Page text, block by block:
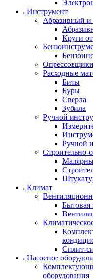
Инструмент
Абразивный и
Круги
Расходные
Биты
Буры
Сверла
Зубила
Ручной
Ручной
Строительно-
Климат
Бытовая
Сплит-
Насосное
оборудования